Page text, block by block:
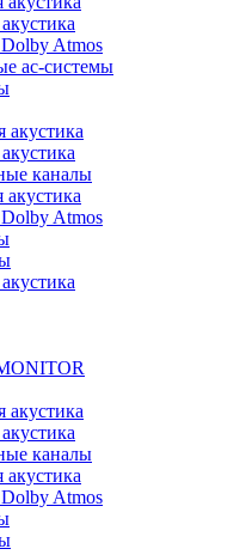
Atmos
ас-системы
акустика
каналы
акустика
Atmos
акустика
каналы
акустика
Atmos